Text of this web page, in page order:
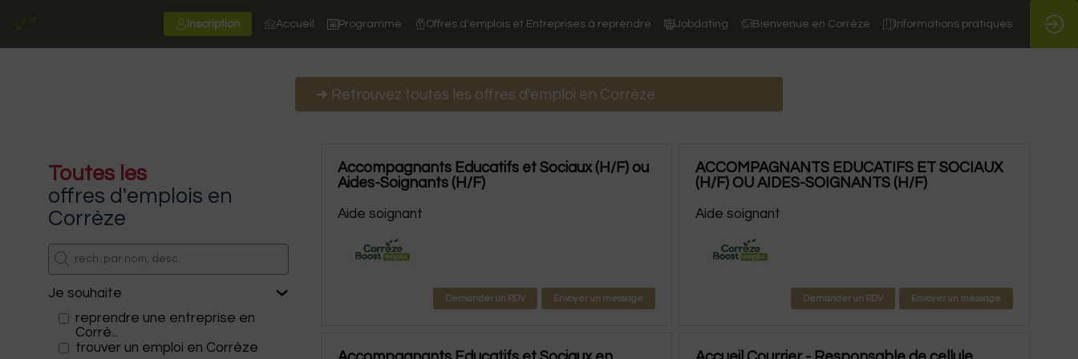
Inscription Accueil Programme Offres d'emplois et Entreprises à reprendre Jobdating Bienvenue en Corrèze Informations pratiques
➜ Retrouvez toutes les offres d'emploi en Corrèze
Toutes les
offres d'emplois en
Corrèze
Je souhaite
reprendre une entreprise en
Corrè...
trouver un emploi en Corrèze
Accompagnants Educatifs et Sociaux (H/F) ou
Aides-Soignants (H/F)
Aide soignant
Demander un RDV Envoyer un message
ACCOMPAGNANTS EDUCATIFS ET SOCIAUX
(H/F) OU AIDES-SOIGNANTS (H/F)
Aide soignant
Demander un RDV Envoyer un message